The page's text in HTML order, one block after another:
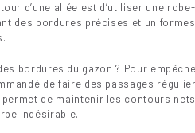
d’une allée est d’utiliser une robe-
des bordures précises et
bordures du gazon ? Pour
de faire des passages
de maintenir les contours
indésirable.